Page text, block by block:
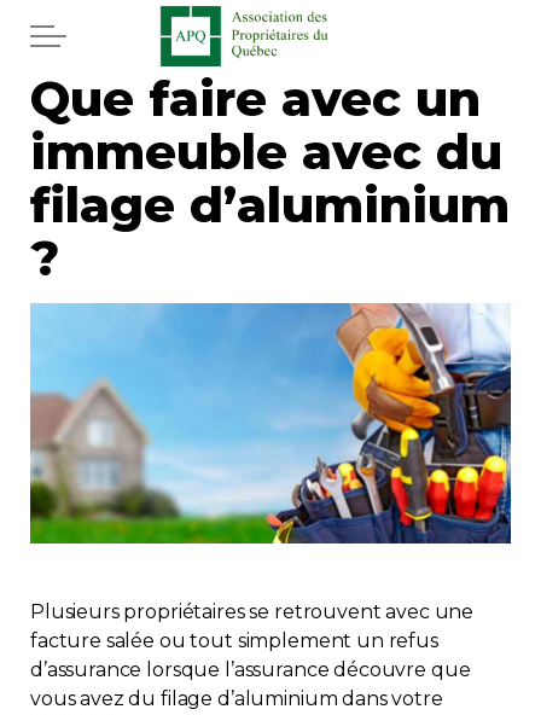
Aller au contenu principal
Accueil
Services
Actualités
Journal
Juridique
Mot de l'éditeur
Divers
Réglementation
Copropriété
Que faire avec un
immeuble avec du
filage d’aluminium
?
Plusieurs propriétaires se retrouvent avec une
facture salée ou tout simplement un refus
d’assurance lorsque l’assurance découvre que
vous avez du filage d’aluminium dans votre